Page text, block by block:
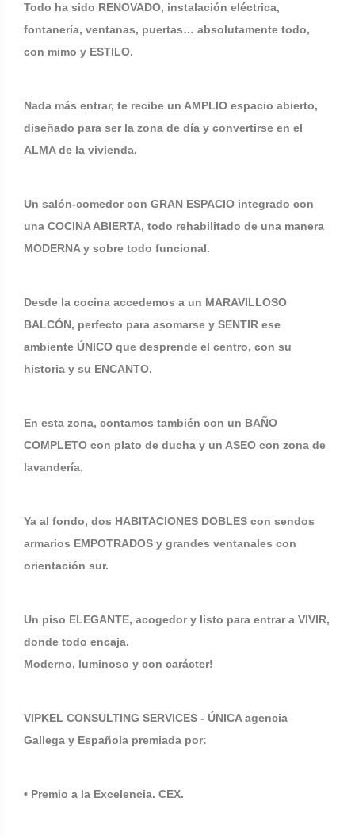
Todo ha sido RENOVADO, instalación eléctrica,
fontanería, ventanas, puertas… absolutamente todo,
con mimo y ESTILO.
Nada más entrar, te recibe un AMPLIO espacio abierto,
diseñado para ser la zona de día y convertirse en el
ALMA de la vivienda.
Un salón-comedor con GRAN ESPACIO integrado con
una COCINA ABIERTA, todo rehabilitado de una manera
MODERNA y sobre todo funcional.
Desde la cocina accedemos a un MARAVILLOSO
BALCÓN, perfecto para asomarse y SENTIR ese
ambiente ÚNICO que desprende el centro, con su
historia y su ENCANTO.
En esta zona, contamos también con un BAÑO
COMPLETO con plato de ducha y un ASEO con zona de
lavandería.
Ya al fondo, dos HABITACIONES DOBLES con sendos
armarios EMPOTRADOS y grandes ventanales con
orientación sur.
Un piso ELEGANTE, acogedor y listo para entrar a VIVIR,
donde todo encaja.
Moderno, luminoso y con carácter!
VIPKEL CONSULTING SERVICES - ÚNICA agencia
Gallega y Española premiada por:
• Premio a la Excelencia. CEX.